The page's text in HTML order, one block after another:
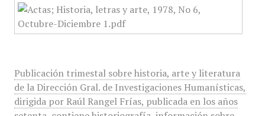
Publicación trimestal sobre historia, arte y literatura
de la Dirección Gral. de Investigaciones Humanísticas,
dirigida por Raúl Rangel Frías, publicada en los años